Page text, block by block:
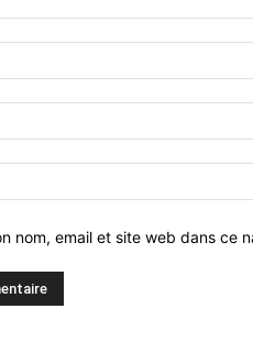
nom, email et site web dans ce